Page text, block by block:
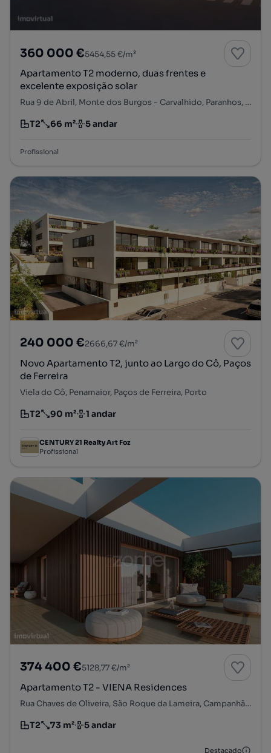
360 000 €5454,55 €/m²
Apartamento T2 moderno, duas frentes e
excelente exposição solar
Rua 9 de Abril, Monte dos Burgos - Carvalhido, Paranhos, Porto, Porto
Tipologia
T2
Preço por metro quadrado
66 m²
Andar 5 andar
Profissional
240 000 €2666,67 €/m²
Novo Apartamento T2, junto ao Largo do Cô, Paços
de Ferreira
Viela do Cô, Penamaior, Paços de Ferreira, Porto
Tipologia
T2
Preço por metro quadrado
90 m²
Andar 1 andar
CENTURY 21 Realty Art Foz
Profissional
374 400 €5128,77 €/m²
Apartamento T2 - VIENA Residences
Rua Chaves de Oliveira, São Roque da Lameira, Campanhã, Porto, Porto
Tipologia
T2
Preço por metro quadrado
73 m²
Andar 5 andar
Destacado